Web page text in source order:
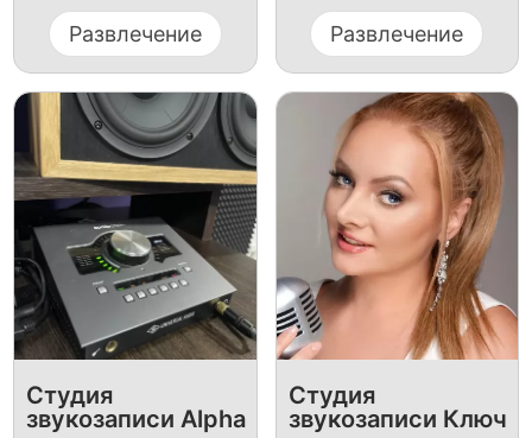
Развлечение Развлечение
Студия
звукозаписи Alpha
Студия
звукозаписи Ключ